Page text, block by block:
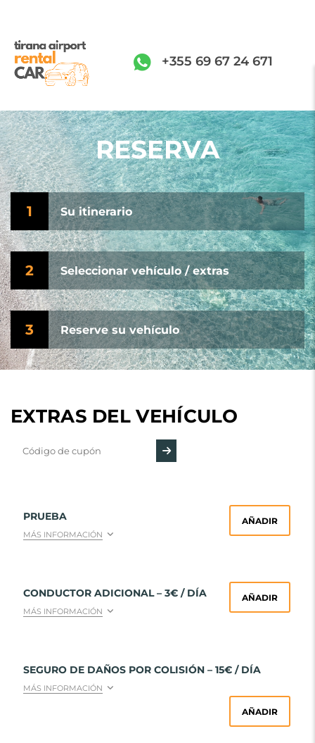
+355 69 67 24 671
RESERVA
1 Su itinerario
2 Seleccionar vehículo / extras
3 Reserve su vehículo
EXTRAS DEL VEHÍCULO
PRUEBA
MÁS INFORMACIÓN
AÑADIR
CONDUCTOR ADICIONAL – 3€ / DÍA
MÁS INFORMACIÓN
AÑADIR
SEGURO DE DAÑOS POR COLISIÓN – 15€ / DÍA
MÁS INFORMACIÓN
AÑADIR